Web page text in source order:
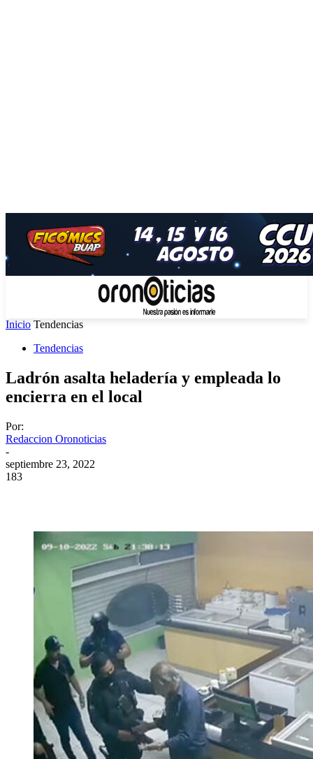
Inicio Tendencias
Tendencias
Ladrón asalta heladería y empleada lo
encierra en el local
Por:
Redaccion Oronoticias
-
septiembre 23, 2022
183